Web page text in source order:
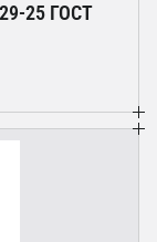
25 ГОСТ